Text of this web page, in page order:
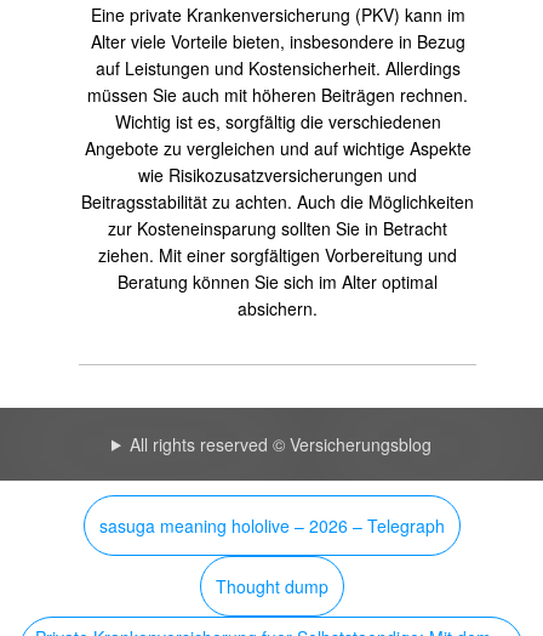
Eine private Krankenversicherung (PKV) kann im
Alter viele Vorteile bieten, insbesondere in Bezug
auf Leistungen und Kostensicherheit. Allerdings
müssen Sie auch mit höheren Beiträgen rechnen.
Wichtig ist es, sorgfältig die verschiedenen
Angebote zu vergleichen und auf wichtige Aspekte
wie Risikozusatzversicherungen und
Beitragsstabilität zu achten. Auch die Möglichkeiten
zur Kosteneinsparung sollten Sie in Betracht
ziehen. Mit einer sorgfältigen Vorbereitung und
Beratung können Sie sich im Alter optimal
absichern.
All rights reserved © Versicherungsblog
sasuga meaning hololive – 2026 – Telegraph
Thought dump